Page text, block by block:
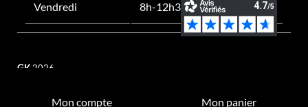
Vendredi 8h-12h30, 13h30-16h
GK 2026
Mon compte Mon panier